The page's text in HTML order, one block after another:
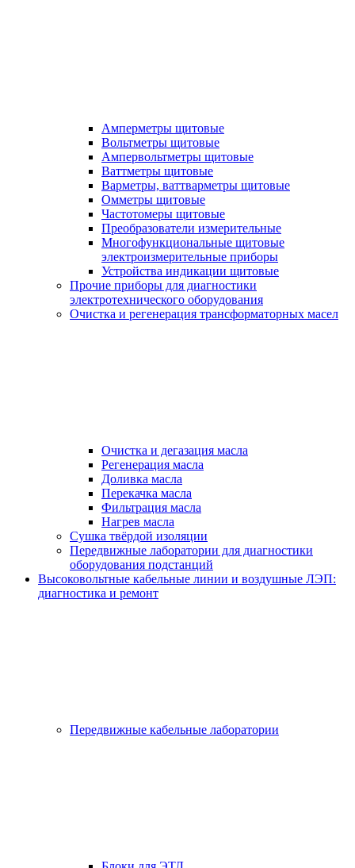
Амперметры щитовые
Вольтметры щитовые
Ампервольтметры щитовые
Ваттметры щитовые
Варметры, ваттварметры щитовые
Омметры щитовые
Частотомеры щитовые
Преобразователи измерительные
Многофункциональные щитовые
электроизмерительные приборы
Устройства индикации щитовые
Прочие приборы для диагностики
электротехнического оборудования
Очистка и регенерация трансформаторных масел
Очистка и дегазация масла
Регенерация масла
Доливка масла
Перекачка масла
Фильтрация масла
Нагрев масла
Сушка твёрдой изоляции
Передвижные лаборатории для диагностики
оборудования подстанций
Высоковольтные кабельные линии и воздушные ЛЭП:
диагностика и ремонт
Передвижные кабельные лаборатории